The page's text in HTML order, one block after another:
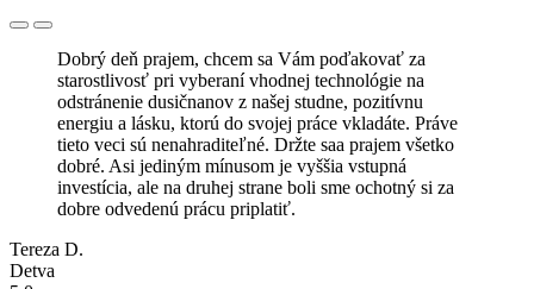
Dobrý deň prajem, chcem sa Vám poďakovať za
starostlivosť pri vyberaní vhodnej technológie na
odstránenie dusičnanov z našej studne, pozitívnu
energiu a lásku, ktorú do svojej práce vkladáte. Práve
tieto veci sú nenahraditeľné. Držte saa prajem všetko
dobré. Asi jediným mínusom je vyššia vstupná
investícia, ale na druhej strane boli sme ochotný si za
dobre odvedenú prácu priplatiť.
Tereza D.
Detva